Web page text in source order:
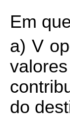
Em
a) V
do